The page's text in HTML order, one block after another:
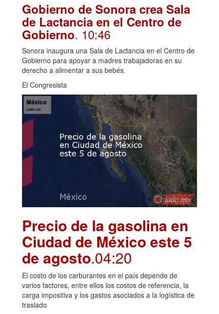
Gobierno de Sonora crea Sala
de Lactancia en el Centro de
Gobierno. 10:46
Sonora inaugura una Sala de Lactancia en el Centro de
Gobierno para apoyar a madres trabajadoras en su
derecho a alimentar a sus bebés.
El Congresista
Precio de la gasolina en
Ciudad de México este 5
de agosto.04:20
El costo de los carburantes en el país depende de
varios factores, entre ellos los costos de referencia, la
carga impositiva y los gastos asociados a la logística de
traslado